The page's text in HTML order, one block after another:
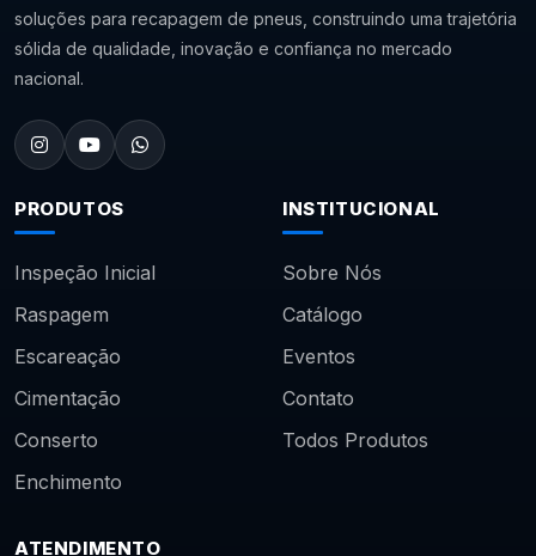
soluções para recapagem de pneus, construindo uma trajetória
sólida de qualidade, inovação e confiança no mercado
nacional.
PRODUTOS
Inspeção Inicial
Raspagem
Escareação
Cimentação
Conserto
Enchimento
INSTITUCIONAL
Sobre Nós
Catálogo
Eventos
Contato
Todos Produtos
ATENDIMENTO